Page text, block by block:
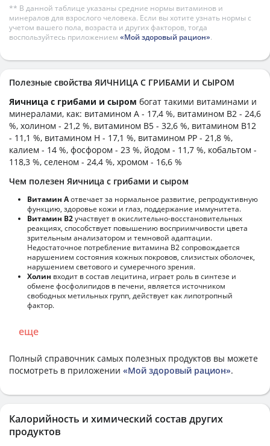
** В данной таблице указаны средние нормы витаминов и
минералов для взрослого человека. Если вы хотите узнать нормы с
учетом вашего пола, возраста и других факторов, тогда
воспользуйтесь приложением «Мой здоровый рацион».
Полезные свойства ЯИЧНИЦА С ГРИБАМИ И СЫРОМ
Яичница с грибами и сыром богат такими витаминами и
минералами, как: витамином А - 17,4 %, витамином B2 - 24,6
%, холином - 21,2 %, витамином B5 - 32,6 %, витамином B12
- 11,1 %, витамином H - 17,1 %, витамином PP - 21,8 %,
калием - 14 %, фосфором - 23 %, йодом - 11,7 %, кобальтом -
118,3 %, селеном - 24,4 %, хромом - 16,6 %
Чем полезен Яичница с грибами и сыром
Витамин Аотвечает за нормальное развитие, репродуктивную
функцию, здоровье кожи и глаз, поддержание иммунитета.
Витамин В2участвует в окислительно-восстановительных
реакциях, способствует повышению восприимчивости цвета
зрительным анализатором и темновой адаптации.
Недостаточное потребление витамина В2 сопровождается
нарушением состояния кожных покровов, слизистых оболочек,
нарушением светового и сумеречного зрения.
Холин входит в состав лецитина, играет роль в синтезе и
обмене фосфолипидов в печени, является источником
свободных метильных групп, действует как липотропный
фактор.
еще
Полный справочник самых полезных продуктов вы можете
посмотреть в приложении «Мой здоровый рацион».
Калорийность и химический состав других
продуктов